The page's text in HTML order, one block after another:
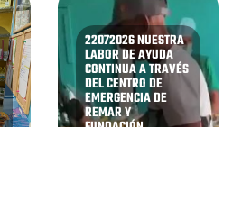
22072026 NUESTRA
LABOR DE AYUDA
CONTINUA A TRAVÉS
DEL CENTRO DE
EMERGENCIA DE
REMAR Y
FUNDACIÓN